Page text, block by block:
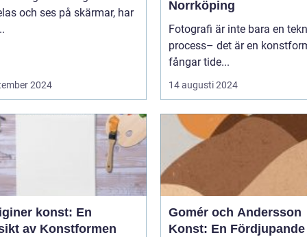
och ses på skärmar, har
2024
Norrköping
Fotografi är inte bara en
process– det är en
fångar tide...
14 augusti 2024
konst: En
av Konstformen
Gomér och Andersson
Konst: En Fördjupande